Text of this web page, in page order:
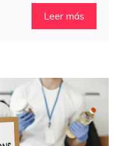
Leer más